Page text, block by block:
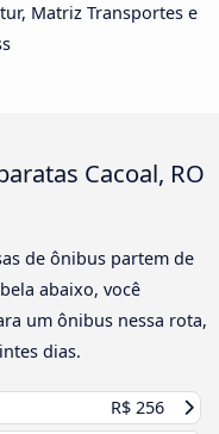
Matriz Transportes e
Cacoal, RO
de ônibus partem de
abaixo, você
um ônibus nessa rota,
dias.
R$ 256